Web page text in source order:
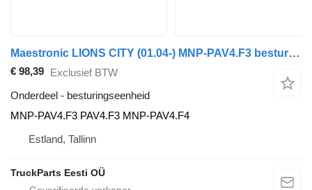
Maestronic LIONS CITY (01.04-) MNP-PAV4.F3 besturingseenheid voor MAN bus
€ 98,39 Exclusief BTW
Onderdeel - besturingseenheid
MNP-PAV4.F3 PAV4.F3 MNP-PAV4.F4
Estland, Tallinn
TruckParts Eesti OÜ